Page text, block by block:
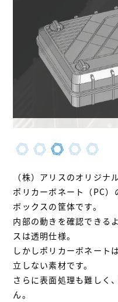
（株）アリスのオリジナ
ポリカーボネート（PC
ボックスの筐体です。
内部の動きを確認できる
スは透明仕様。
しかしポリカーボネート
立しない素材です。
さらに表面処理も難しく
ん。